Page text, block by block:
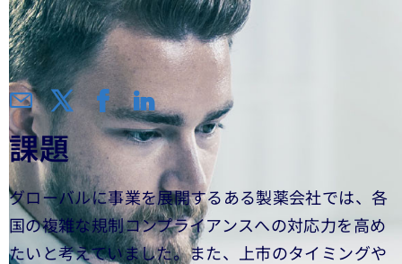
課題
グローバルに事業を展開するある製薬会社では、各
国の複雑な規制コンプライアンスへの対応力を高め
たいと考えていました。また、上市のタイミングや